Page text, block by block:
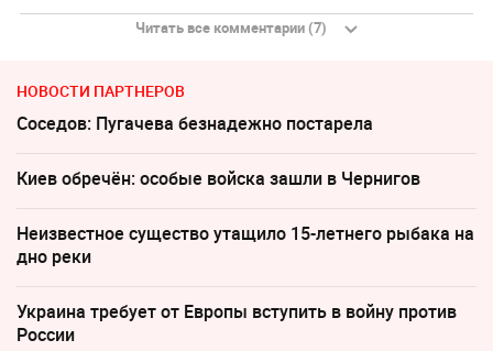
Читать все комментарии (7)
НОВОСТИ ПАРТНЕРОВ
Соседов: Пугачева безнадежно постарела
Киев обречён: особые войска зашли в Чернигов
Неизвестное существо утащило 15-летнего рыбака на
дно реки
Украина требует от Европы вступить в войну против
России